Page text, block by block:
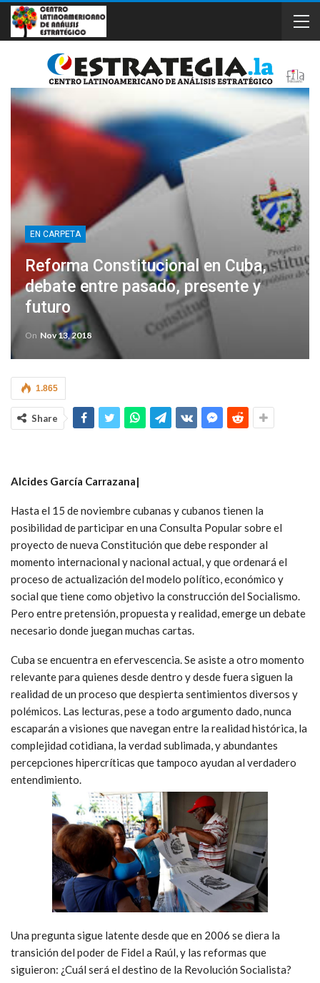
EN CARPETA
Reforma Constitucional en Cuba,
debate entre pasado, presente y
futuro
On Nov 13, 2018
1.865
Share
Alcides García Carrazana|
Hasta el 15 de noviembre cubanas y cubanos tienen la
posibilidad de participar en una Consulta Popular sobre el
proyecto de nueva Constitución que debe responder al
momento internacional y nacional actual, y que ordenará el
proceso de actualización del modelo político, económico y
social que tiene como objetivo la construcción del Socialismo.
Pero entre pretensión, propuesta y realidad, emerge un debate
necesario donde juegan muchas cartas.
Cuba se encuentra en efervescencia. Se asiste a otro momento
relevante para quienes desde dentro y desde fuera siguen la
realidad de un proceso que despierta sentimientos diversos y
polémicos. Las lecturas, pese a todo argumento dado, nunca
escaparán a visiones que navegan entre la realidad histórica, la
complejidad cotidiana, la verdad sublimada, y abundantes
percepciones hipercríticas que tampoco ayudan al verdadero
entendimiento.
Una pregunta sigue latente desde que en 2006 se diera la
transición del poder de Fidel a Raúl, y las reformas que
siguieron: ¿Cuál será el destino de la Revolución Socialista?